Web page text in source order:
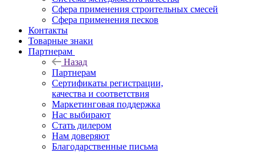
Сфера применения строительных смесей
Сфера применения песков
Контакты
Товарные знаки
Партнерам
Назад
Партнерам
Сертификаты регистрации,
качества и соответствия
Маркетинговая поддержка
Нас выбирают
Стать дилером
Нам доверяют
Благодарственные письма